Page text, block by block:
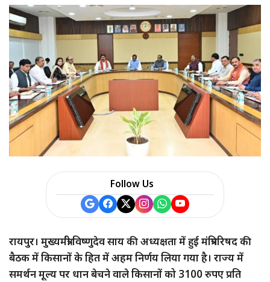
Follow Us
रायपुर। मुख्यमंत्री विष्णुदेव साय की अध्यक्षता में हुई मंत्रिपरिषद की
बैठक में किसानों के हित में अहम निर्णय लिया गया है। राज्य में
समर्थन मूल्य पर धान बेचने वाले किसानों को 3100 रुपए प्रति